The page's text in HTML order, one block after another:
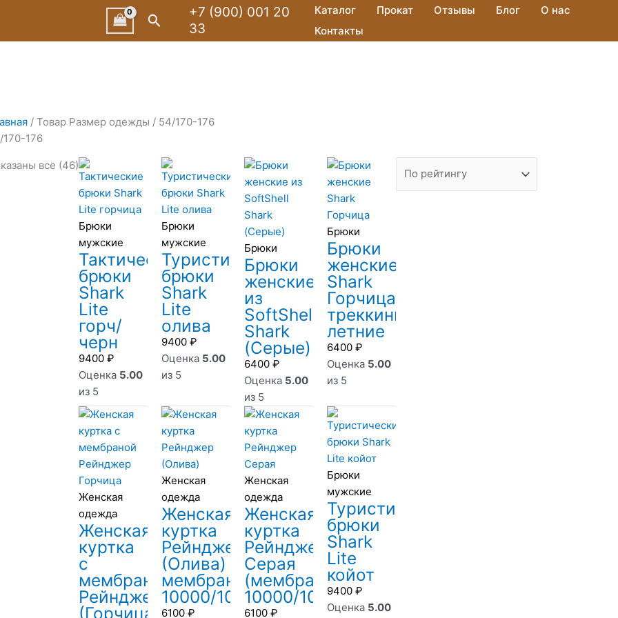
Поиск +7 (900) 001 20
33
Каталог Прокат Отзывы Блог
О нас
Контакты
/ Товар Размер одежды / 54/170-176
170-176
все (46)
Сортировка:
рейтингу
Брюки
мужские
Тактические
брюки
Shark
Lite
горч/
черн
9400 ₽
Оценка 5.00
из 5
Брюки
мужские
Туристические
брюки
Shark
Lite
олива
9400 ₽
Оценка 5.00
из 5
Брюки
Брюки
женские
из
SoftShell
Shark
(Серые)
6400 ₽
Оценка 5.00
из 5
Брюки
Брюки
женские
Shark
Горчица
треккинговые
летние
6400 ₽
Оценка 5.00
из 5
Женская
одежда
Женская
куртка
с
мембраной
Рейнджер
(Горчица)
Женская
одежда
Женская
куртка
Рейнджер
(Олива)
мембрана
10000/10000
6100 ₽
Женская
одежда
Женская
куртка
Рейнджер
Серая
(мембрана
10000/10000)
6100 ₽
Брюки
мужские
Туристические
брюки
Shark
Lite
койот
9400 ₽
Оценка 5.00